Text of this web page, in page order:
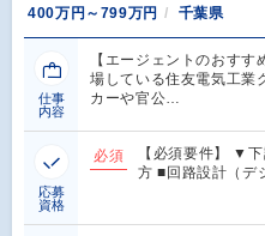
400万円～799万円
千葉県
仕事
内容
【エージェントのおす
場している住友電気工業
カーや官公…
応募
資格
必須
【必須要件】 ▼
方 ■回路設計（デ